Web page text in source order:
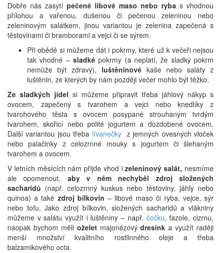
Dobře nás zasytí pečené libové maso nebo ryba s vhodnou
přílohou a vařenou, dušenou či pečenou zeleninou nebo
zeleninovým salátkem, jinou variantou je zelenina zapečená s
těstovinami či bramborami a vejci či se sýrem.
Při obědě si můžeme dát i pokrmy, které už k večeři nejsou
tak vhodné – sladké pokrmy (a neplatí, že sladký pokrm
nemůže být zdravý), luštěninové kaše nebo saláty z
luštěnin, ze kterých by nám později večer mohlo být těžko.
Ze sladkých jídel si můžeme připravit třeba jáhlový nákyp s
ovocem, zapečený s tvarohem a vejci nebo knedlíky z
tvarohového těsta s ovocem posypané strouhaným tvrdým
tvarohem, skořicí nebo polité jogurtem a dozdobené ovocem.
Další variantou jsou třeba lívanečky z jemných ovesných vloček
nebo palačinky z celozrnné mouky s jogurtem či šlehaným
tvarohem a ovocem.
V letních měsících nám přijde vhod izeleninový salát, nesmíme
ale opomenout, aby v něm nechyběl zdroj složených
sacharidů (např. celozrnný kuskus nebo těstoviny, jáhly nebo
quinoa) a také zdroj bílkovin – libové maso či ryba, vejce, sýr
nebo tofu. Jako zdroj bílkovin, složených sacharidů a vlákniny
můžeme v salátu využít i luštěniny – např. čočku, fazole, cizrnu,
naopak bychom měli oželetmajonézovýdresink a využít raději
menší množství kvalitního rostlinného oleje a třeba
balzamikového octa.